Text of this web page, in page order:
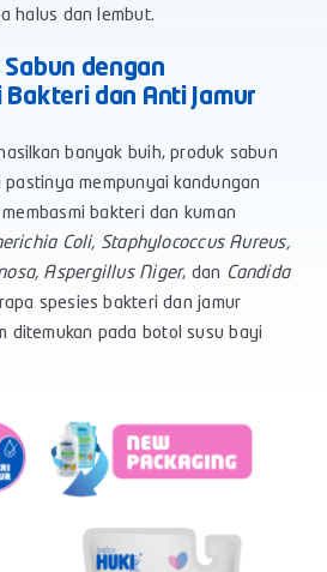
halus dan lembut.
dengan
dan Anti Jamur
banyak buih, produk sabun
mempunyai kandungan
bakteri dan kuman
Coli, Staphylococcus Aureus,
Aspergillus Niger, dan Candida
spesies bakteri dan jamur
ditemukan pada botol susu bayi